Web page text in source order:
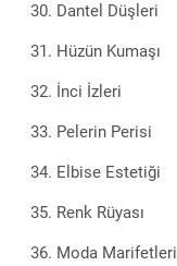
Dantel Düşleri
Hüzün Kumaşı
İnci İzleri
Pelerin Perisi
Elbise Estetiği
Renk Rüyası
Moda Marifetleri